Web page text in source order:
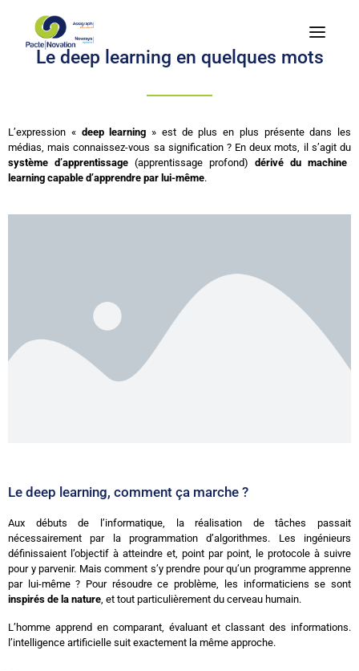
Le deep learning en quelques mots
L’expression «deep learning » est de plus en plus présente dans les
médias, mais connaissez-vous sa signification ? En deux mots, il s’agit du
système d’apprentissage (apprentissage profond) dérivé du machine
learning capable d’apprendre par lui-même.
Le deep learning, comment ça marche ?
Aux débuts de l’informatique, la réalisation de tâches passait
nécessairement par la programmation d’algorithmes. Les ingénieurs
définissaient l’objectif à atteindre et, point par point, le protocole à suivre
pour y parvenir. Mais comment s’y prendre pour qu’un programme apprenne
par lui-même ? Pour résoudre ce problème, les informaticiens se sont
inspirés de la nature, et tout particulièrement du cerveau humain.
L’homme apprend en comparant, évaluant et classant des informations.
l’intelligence artificielle suit exactement la même approche.